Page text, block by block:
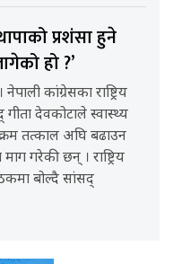
प्रशंसा हुने
हो ?’
कांग्रेसका राष्ट्रिय
देवकोटाले स्वास्थ्य
तत्काल अघि बढाउन
गरेकी छन् । राष्ट्रिय
बोल्दै सांसद्